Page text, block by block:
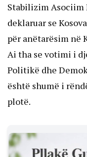
Stabilizim Asociim
deklaruar se
për anëtarësim në
Ai tha se votimi i
Politikë dhe
është shumë i
plotë.